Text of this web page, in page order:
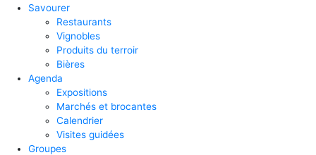
Savourer
Restaurants
Vignobles
Produits du terroir
Bières
Agenda
Expositions
Marchés et brocantes
Calendrier
Visites guidées
Groupes